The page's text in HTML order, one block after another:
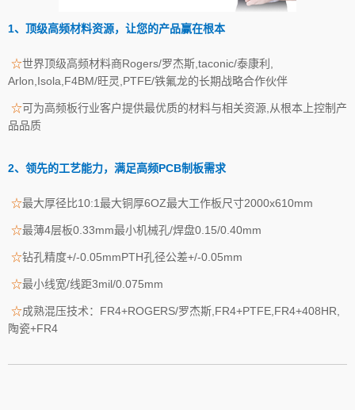
1、顶级高频材料资源，让您的产品赢在根本
☆世界顶级高频材料商Rogers/罗杰斯,taconic/泰康利,
Arlon,Isola,F4BM/旺灵,PTFE/铁氟龙的长期战略合作伙伴
☆可为高频板行业客户提供最优质的材料与相关资源,从根本上控制产
品品质
2、领先的工艺能力，满足高频PCB制板需求
☆最大厚径比10:1最大铜厚6OZ最大工作板尺寸2000x610mm
☆最薄4层板0.33mm最小机械孔/焊盘0.15/0.40mm
☆钻孔精度+/-0.05mmPTH孔径公差+/-0.05mm
☆最小线宽/线距3mil/0.075mm
☆成熟混压技术：FR4+ROGERS/罗杰斯,FR4+PTFE,FR4+408HR,
陶瓷+FR4